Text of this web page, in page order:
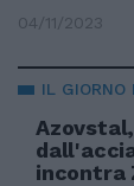
04/11/2023
IL GIORNO
incontra